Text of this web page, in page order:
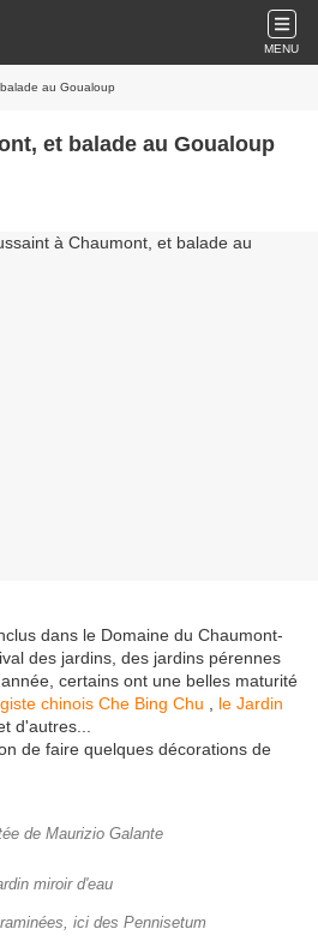
MENU
au Goualoup
et balade au Goualoup
dans le Domaine du Chaumont-
des jardins, des jardins pérennes
certains ont une belles maturité
chinois Che Bing Chu
le Jardin
d'autres...
de faire quelques décorations de
de Maurizio Galante
miroir d'eau
ici des Pennisetum